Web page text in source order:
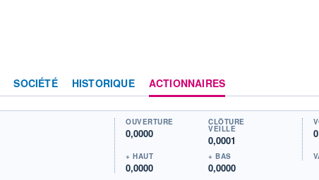
SOCIÉTÉ HISTORIQUE ACTIONNAIRES
OUVERTURE
0,0000
CLÔTURE
VEILLE
0,0001
+ HAUT
0,0000
+ BAS
0,0000
0